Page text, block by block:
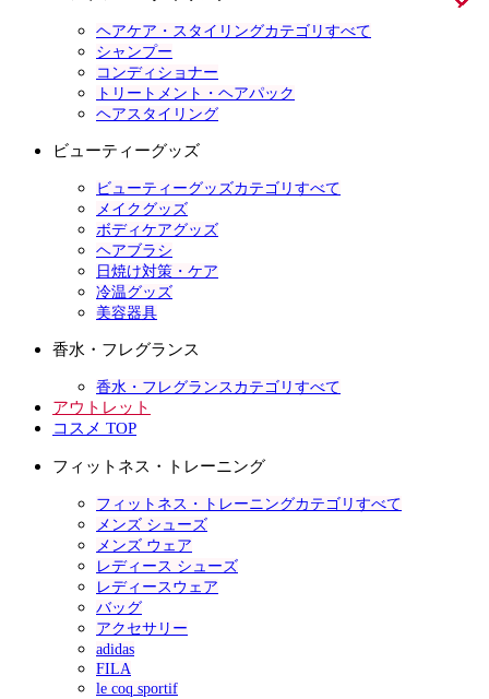
ヘアケア・スタイリングカテゴリすべて
シャンプー
コンディショナー
トリートメント・ヘアパック
ヘアスタイリング
ビューティーグッズ
ビューティーグッズカテゴリすべて
メイクグッズ
ボディケアグッズ
ヘアブラシ
日焼け対策・ケア
冷温グッズ
美容器具
香水・フレグランス
香水・フレグランスカテゴリすべて
アウトレット
コスメ TOP
フィットネス・トレーニング
フィットネス・トレーニングカテゴリすべて
メンズ シューズ
メンズ ウェア
レディース シューズ
レディースウェア
バッグ
アクセサリー
adidas
FILA
le coq sportif